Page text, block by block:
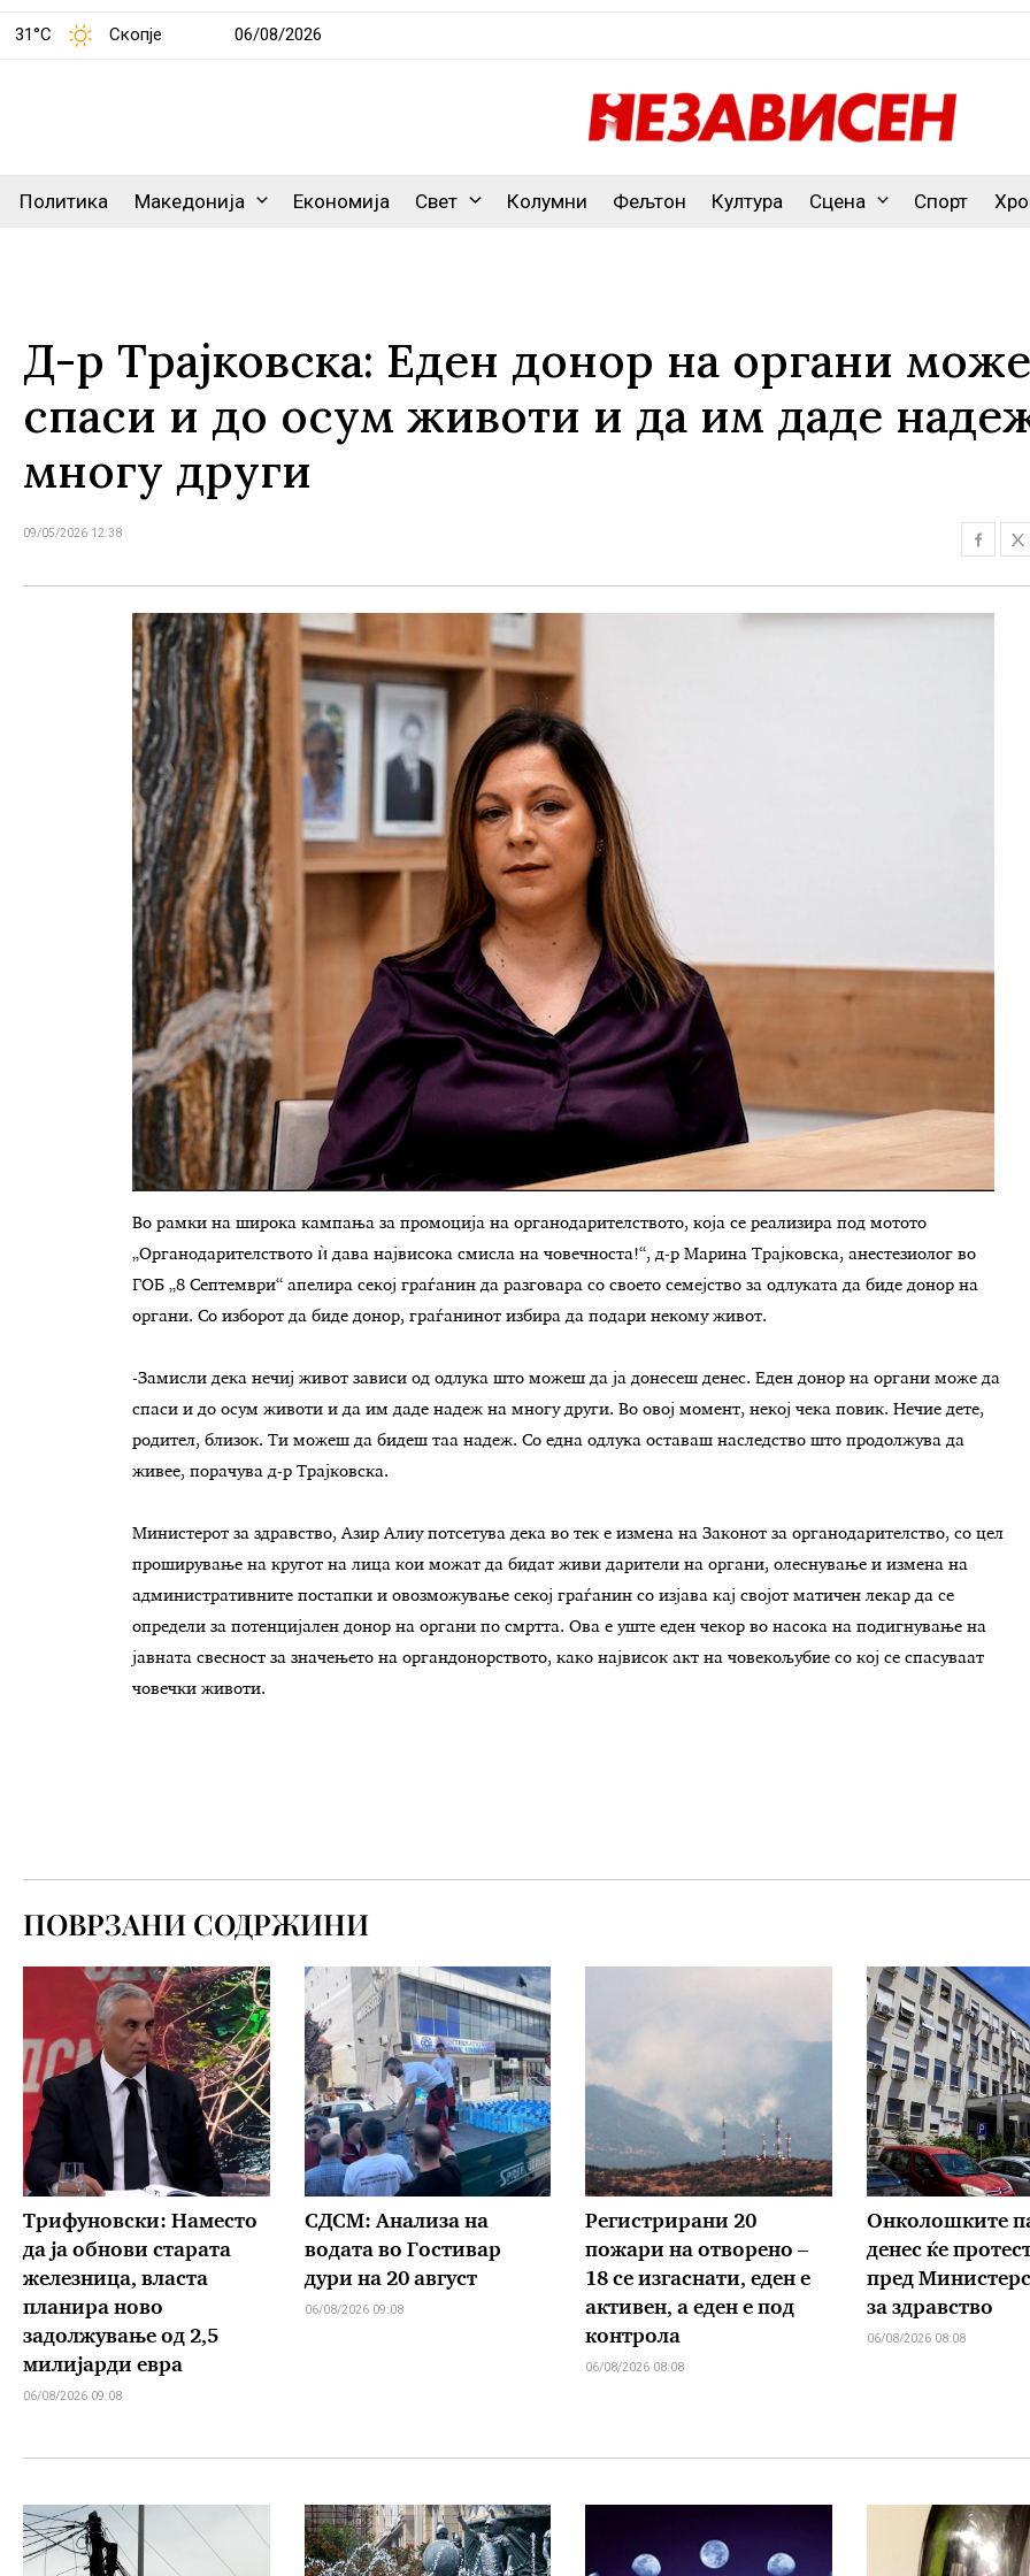
31°C Скопје 06/08/2026
Политика Македонија Економија Свет Колумни Фељтон Култура Сцена Спорт
Д-р Трајковска: Еден донор на органи
спаси и до осум животи и да им даде
многу други
09/05/2026 12:38
Во рамки на широка кампања за промоција на органодарителството, која се реализира под мотото
„Органодарителството ѝ дава највисока смисла на човечноста!“, д-р Марина Трајковска, анестезиолог во
ГОБ „8 Септември“ апелира секој граѓанин да разговара со своето семејство за одлуката да биде донор на
органи. Со изборот да биде донор, граѓанинот избира да подари некому живот.
-Замисли дека нечиј живот зависи од одлука што можеш да ја донесеш денес. Еден донор на органи може да
спаси и до осум животи и да им даде надеж на многу други. Во овој момент, некој чека повик. Нечие дете,
родител, близок. Ти можеш да бидеш таа надеж. Со една одлука оставаш наследство што продолжува да
живее, порачува д-р Трајковска.
Министерот за здравство, Азир Алиу потсетува дека во тек е измена на Законот за органодарителство, со цел
проширување на кругот на лица кои можат да бидат живи дарители на органи, олеснување и измена на
административните постапки и овозможување секој граѓанин со изјава кај својот матичен лекар да се
определи за потенцијален донор на органи по смртта. Ова е уште еден чекор во насока на подигнување на
јавната свесност за значењето на органдонорството, како највисок акт на човекољубие со кој се спасуваат
човечки животи.
ПОВРЗАНИ СОДРЖИНИ
Трифуновски: Наместо
да ја обнови старата
железница, власта
планира ново
задолжување од 2,5
милијарди евра
06/08/2026 09:08
СДСМ: Анализа на
водата во Гостивар
дури на 20 август
06/08/2026 09:08
Регистрирани 20
пожари на отворено –
18 се изгаснати, еден е
активен, а еден е под
контрола
06/08/2026 08:08
Онколошките
денес ќе
пред
за здравство
06/08/2026 08:08